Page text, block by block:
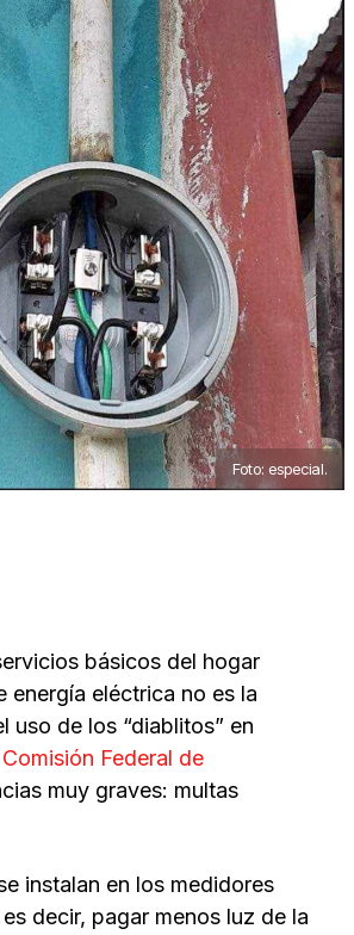
Foto: especial.
básicos del hogar
energía eléctrica no es la
uso de los “diablitos” en
Comisión Federal de
muy graves: multas
instalan en los medidores
decir, pagar menos luz de la